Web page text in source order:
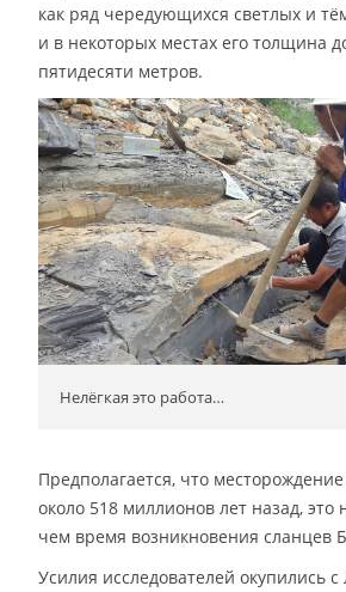
как ряд чередующихся светлых и
и в некоторых местах его толщина
пятидесяти метров.
Нелёгкая это работа…
Предполагается, что
около 518 миллионов лет назад,
чем время возникновения сланцев
Усилия исследователей окупились